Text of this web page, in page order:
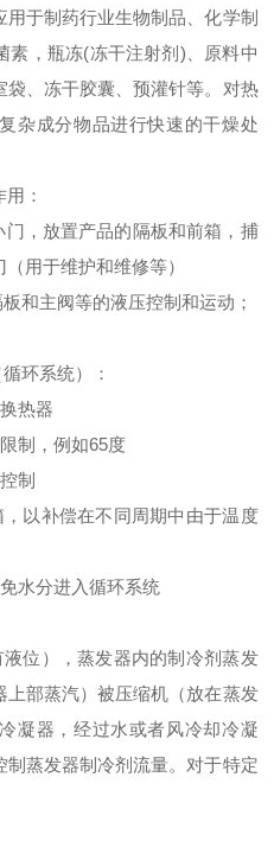
于制药行业生物制品、化学制
素，瓶冻(冻干注射剂)、原料中
、冻干胶囊、预灌针等。对热
杂成分物品进行快速的干燥处
：
，放置产品的隔板和前箱，捕
用于维护和维修等）
主阀等的液压控制和运动；
环系统）：
热器
制，例如65度
制
以补偿在不同周期中由于温度
水分进入循环系统
位），蒸发器内的制冷剂蒸发
部蒸汽）被压缩机（放在蒸发
凝器，经过水或者风冷却冷凝
制蒸发器制冷剂流量。对于特定